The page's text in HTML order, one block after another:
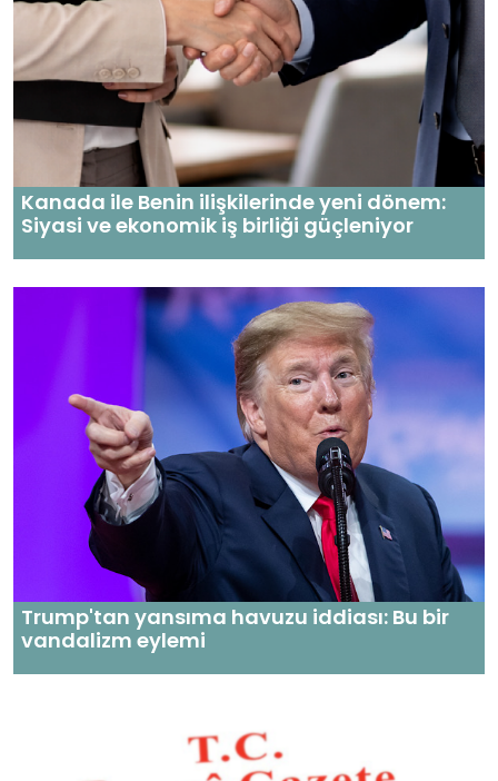
Kanada ile Benin ilişkilerinde yeni dönem:
Siyasi ve ekonomik iş birliği güçleniyor
Trump'tan yansıma havuzu iddiası: Bu bir
vandalizm eylemi